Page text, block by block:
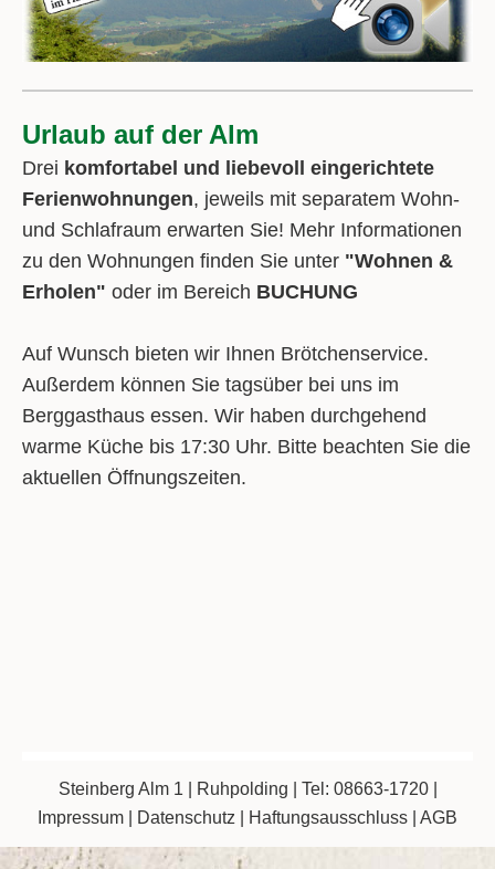
Urlaub auf der Alm
Drei komfortabel und liebevoll eingerichtete
Ferienwohnungen, jeweils mit separatem Wohn-
und Schlafraum erwarten Sie! Mehr Informationen
zu den Wohnungen finden Sie unter "Wohnen &
Erholen" oder im Bereich BUCHUNG
Auf Wunsch bieten wir Ihnen Brötchenservice.
Außerdem können Sie tagsüber bei uns im
Berggasthaus essen. Wir haben durchgehend
warme Küche bis 17:30 Uhr. Bitte beachten Sie die
aktuellen Öffnungszeiten.
Steinberg Alm 1 | Ruhpolding | Tel: 08663-1720 |
Impressum
Datenschutz Haftungsausschluss AGB